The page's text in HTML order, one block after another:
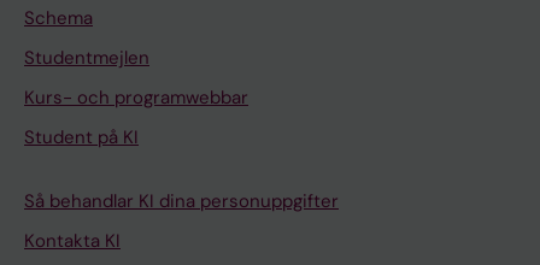
Schema
Studentmejlen
Kurs- och programwebbar
Student på KI
Så behandlar KI dina personuppgifter
Kontakta KI